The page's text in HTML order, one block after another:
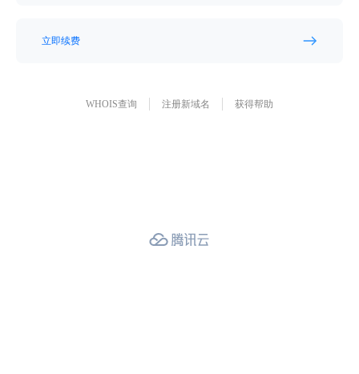
立即续费
WHOIS查询 注册新域名 获得帮助